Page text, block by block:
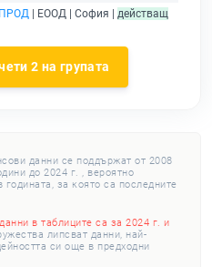
| ЕООД | София | действащ
2 на групата
данни се поддържат от 2008
до 2024 г. , вероятно
за която са последните
в таблиците са за 2024 г. и
липсват данни, най-
си още в предходни